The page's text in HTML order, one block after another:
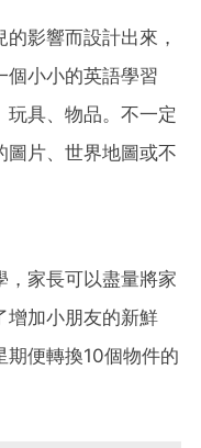
影響而設計出來，
個小小的英語學習
玩具、物品。不一定
圖片、世界地圖或不
，家長可以盡量將家
增加小朋友的新鮮
期便轉換10個物件的